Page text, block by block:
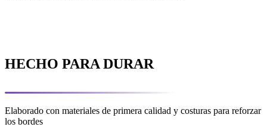
HECHO PARA DURAR
Elaborado con materiales de primera calidad y costuras para reforzar
los bordes